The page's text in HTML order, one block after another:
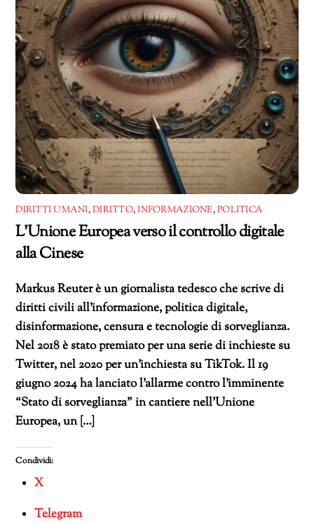
DIRITTI UMANI,DIRITTO,INFORMAZIONE,POLITICA
L’Unione Europea verso il controllo digitale
alla Cinese
Markus Reuter è un giornalista tedesco che scrive di
diritti civili all’informazione, politica digitale,
disinformazione, censura e tecnologie di sorveglianza.
Nel 2018 è stato premiato per una serie di inchieste su
Twitter, nel 2020 per un’inchiesta su TikTok. Il 19
giugno 2024 ha lanciato l’allarme contro l’imminente
“Stato di sorveglianza” in cantiere nell’Unione
Europea, un […]
Condividi:
X
Telegram